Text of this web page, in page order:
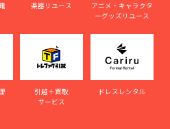
楽器リユース
アニメ・キャラクタ
ーグッズリユース
引越＋買取
サービス
ドレスレンタル